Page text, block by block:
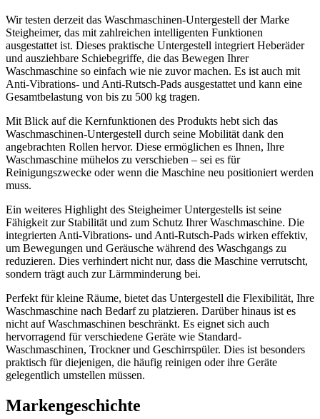
Wir testen derzeit das Waschmaschinen-Untergestell der Marke
Steigheimer, das mit zahlreichen intelligenten Funktionen
ausgestattet ist. Dieses praktische Untergestell integriert Heberäder
und ausziehbare Schiebegriffe, die das Bewegen Ihrer
Waschmaschine so einfach wie nie zuvor machen. Es ist auch mit
Anti-Vibrations- und Anti-Rutsch-Pads ausgestattet und kann eine
Gesamtbelastung von bis zu 500 kg tragen.
Mit Blick auf die Kernfunktionen des Produkts hebt sich das
Waschmaschinen-Untergestell durch seine Mobilität dank den
angebrachten Rollen hervor. Diese ermöglichen es Ihnen, Ihre
Waschmaschine mühelos zu verschieben – sei es für
Reinigungszwecke oder wenn die Maschine neu positioniert werden
muss.
Ein weiteres Highlight des Steigheimer Untergestells ist seine
Fähigkeit zur Stabilität und zum Schutz Ihrer Waschmaschine. Die
integrierten Anti-Vibrations- und Anti-Rutsch-Pads wirken effektiv,
um Bewegungen und Geräusche während des Waschgangs zu
reduzieren. Dies verhindert nicht nur, dass die Maschine verrutscht,
sondern trägt auch zur Lärmminderung bei.
Perfekt für kleine Räume, bietet das Untergestell die Flexibilität, Ihre
Waschmaschine nach Bedarf zu platzieren. Darüber hinaus ist es
nicht auf Waschmaschinen beschränkt. Es eignet sich auch
hervorragend für verschiedene Geräte wie Standard-
Waschmaschinen, Trockner und Geschirrspüler. Dies ist besonders
praktisch für diejenigen, die häufig reinigen oder ihre Geräte
gelegentlich umstellen müssen.
Markengeschichte